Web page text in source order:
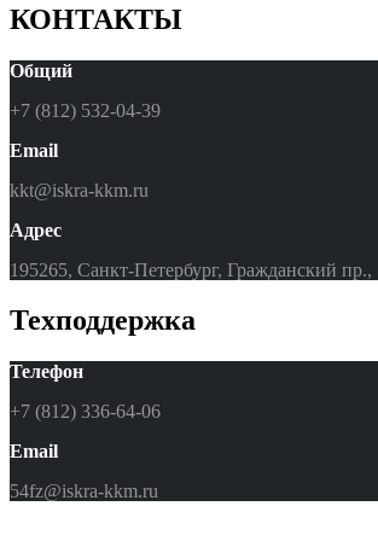
КОНТАКТЫ
Общий
+7 (812) 532-04-39
Email
kkt@iskra-kkm.ru
Адрес
195265, Санкт-Петербург, Гражданский пр.,
Техподдержка
Телефон
+7 (812) 336-64-06
Email
54fz@iskra-kkm.ru